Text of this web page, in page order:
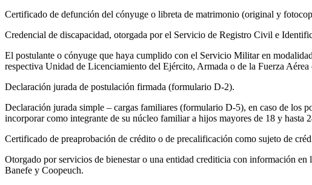
Certificado de defunción del cónyuge o libreta de matrimonio (original y
Credencial de discapacidad, otorgada por el Servicio de Registro Civil e
El postulante o cónyuge que haya cumplido con el Servicio Militar en
respectiva Unidad de Licenciamiento del Ejército, Armada o de la Fuerza
Declaración jurada de postulación firmada (formulario D-2).
Declaración jurada simple – cargas familiares (formulario D-5), en caso de los
incorporar como integrante de su núcleo familiar a hijos mayores de 18 y hasta
Certificado de preaprobación de crédito o de precalificación como sujeto de
Otorgado por servicios de bienestar o una entidad crediticia con información
Banefe y Coopeuch.